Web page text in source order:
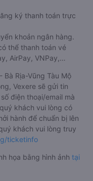
ký thanh toán trực
khoản ngân hàng.
thể thanh toán vé
AirPay, VNPay,…
Rịa-Vũng Tàu Mộ
Vexere sẽ gửi tin
điện thoại/email mà
khách vui lòng có
hành để chuẩn bị lên
khách vui lòng truy
ticketinfo
họa bằng hình ảnh tại